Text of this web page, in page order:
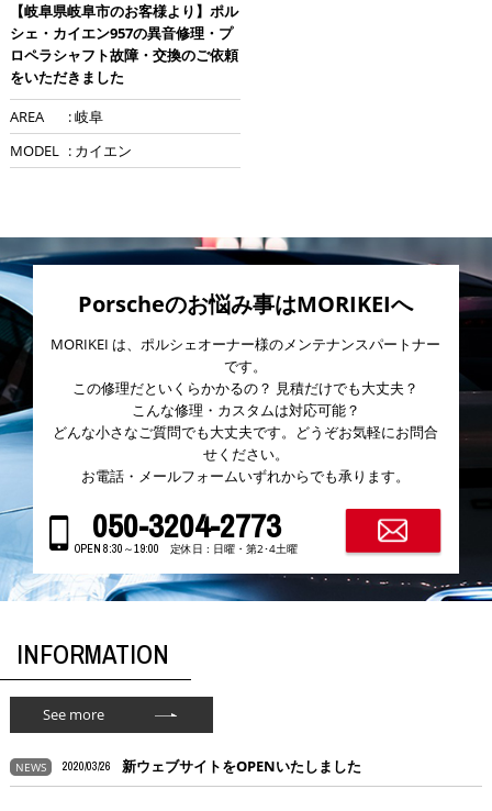
【岐阜県岐阜市のお客様より】ポル
シェ・カイエン957の異音修理・プ
ロペラシャフト故障・交換のご依頼
をいただきました
AREA
: 岐阜
MODEL : カイエン
Porscheのお悩み事はMORIKEIへ
MORIKEI は、ポルシェオーナー様のメンテナンスパートナー
です。
この修理だといくらかかるの？ 見積だけでも大丈夫？
こんな修理・カスタムは対応可能？
どんな小さなご質問でも大丈夫です。どうぞお気軽にお問合
せください。
お電話・メールフォームいずれからでも承ります。
050-3204-2773
OPEN 8:30～19:00 定休日 : 日曜・第2･4土曜
INFORMATION
See more
NEWS 2020/03/26 新ウェブサイトをOPENいたしました